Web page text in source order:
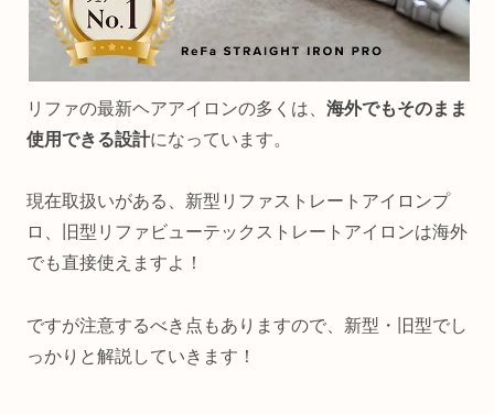
リファの最新ヘアアイロンの多くは、 海外でもそのまま
使用できる設計になっています。
現在取扱いがある、新型リファストレートアイロンプ
ロ、旧型リファビューテックストレートアイロンは海外
でも直接使えますよ！
ですが注意するべき点もありますので、新型・旧型でし
っかりと解説していきます！